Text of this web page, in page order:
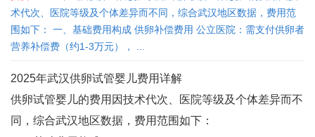
术代次、医院等级及个体差异而不同，综合武汉地区数据，费用范
围如下： 一、基础费用构成 供卵补偿费用‌ 公立医院：需支付供卵者
营养补偿费（约1-3万元）， ...
2025年武汉供卵试管婴儿费用详解
供卵试管婴儿的费用因技术代次、医院等级及个体差异而不
同，综合武汉地区数据，费用范围如下：